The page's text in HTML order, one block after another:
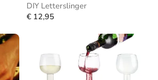
DIY Letterslinger
€ 12,95